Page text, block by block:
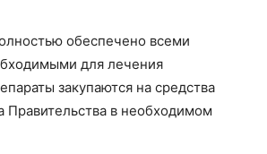
обеспечено всеми
для лечения
закупаются на средства
Правительства в необходимом